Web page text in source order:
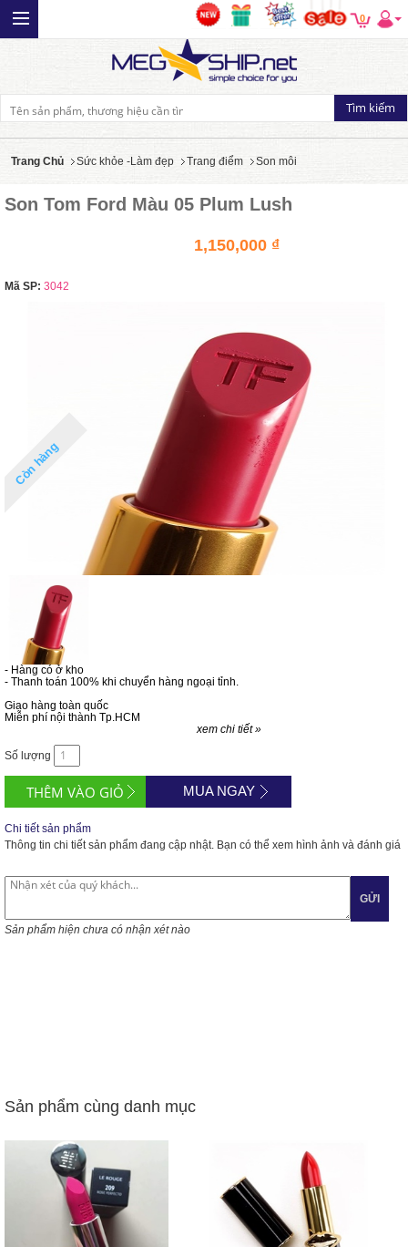
0
Trang Chủ Sức khỏe -Làm đẹp Trang điểm Son môi
Son Tom Ford Màu 05 Plum Lush
1,150,000 ₫
Mã SP: 3042
Còn hàng
- Hàng có ở kho
- Thanh toán 100% khi chuyển hàng ngoại tỉnh.
Giao hàng toàn quốc
Miễn phí nội thành Tp.HCM
xem chi tiết »
Số lượng
MUA NGAY
Chi tiết sản phẩm
Thông tin chi tiết sản phẩm đang cập nhật. Bạn có thể xem hình ảnh và đánh giá
GỬI
Sản phẩm hiện chưa có nhận xét nào
Sản phẩm cùng danh mục